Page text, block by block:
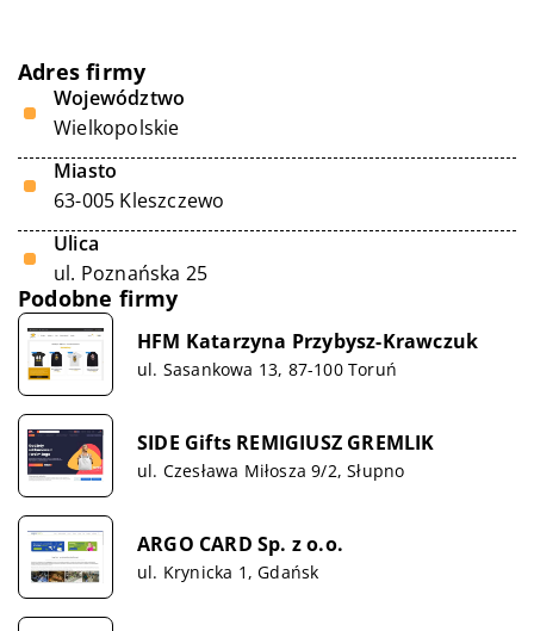
Adres firmy
Województwo
Wielkopolskie
Miasto
63-005 Kleszczewo
Ulica
ul. Poznańska 25
Podobne firmy
HFM Katarzyna Przybysz-Krawczuk
ul. Sasankowa 13, 87-100 Toruń
SIDE Gifts REMIGIUSZ GREMLIK
ul. Czesława Miłosza 9/2, Słupno
ARGO CARD Sp. z o.o.
ul. Krynicka 1, Gdańsk